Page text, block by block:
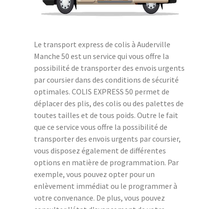
Le transport express de colis à Auderville
Manche 50 est un service qui vous offre la
possibilité de transporter des envois urgents
par coursier dans des conditions de sécurité
optimales. COLIS EXPRESS 50 permet de
déplacer des plis, des colis ou des palettes de
toutes tailles et de tous poids. Outre le fait
que ce service vous offre la possibilité de
transporter des envois urgents par coursier,
vous disposez également de différentes
options en matière de programmation. Par
exemple, vous pouvez opter pour un
enlèvement immédiat ou le programmer à
votre convenance. De plus, vous pouvez